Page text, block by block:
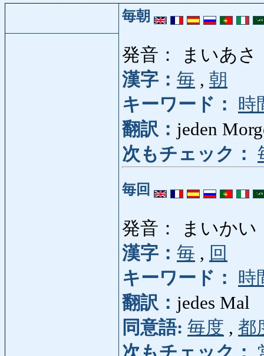
毎朝
発音： まいあさ
漢字： 毎 , 朝
キーワード：
時
翻訳： jeden
次もチェック：
毎回
発音： まいかい
漢字： 毎 , 回
キーワード：
時
翻訳： jedes Mal
同意語: 毎度 , 都